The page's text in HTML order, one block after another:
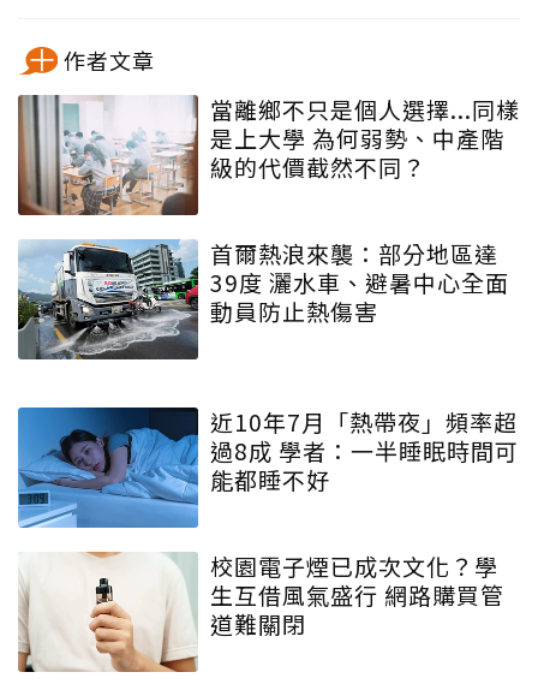
作者文章
當離鄉不只是個人選擇...同樣
是上大學 為何弱勢、中產階
級的代價截然不同？
首爾熱浪來襲：部分地區達
39度 灑水車、避暑中心全面
動員防止熱傷害
近10年7月「熱帶夜」頻率超
過8成 學者：一半睡眠時間可
能都睡不好
校園電子煙已成次文化？學
生互借風氣盛行 網路購買管
道難關閉